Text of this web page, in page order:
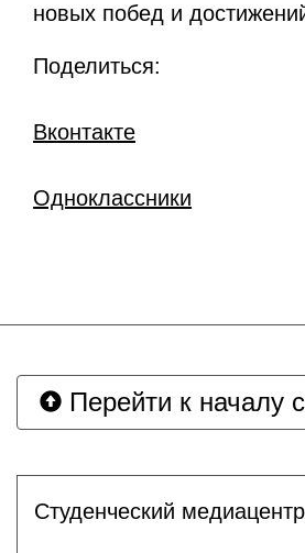
новых побед и
Поделиться:
Вконтакте
Одноклассники
Перейти к началу
Студенческий